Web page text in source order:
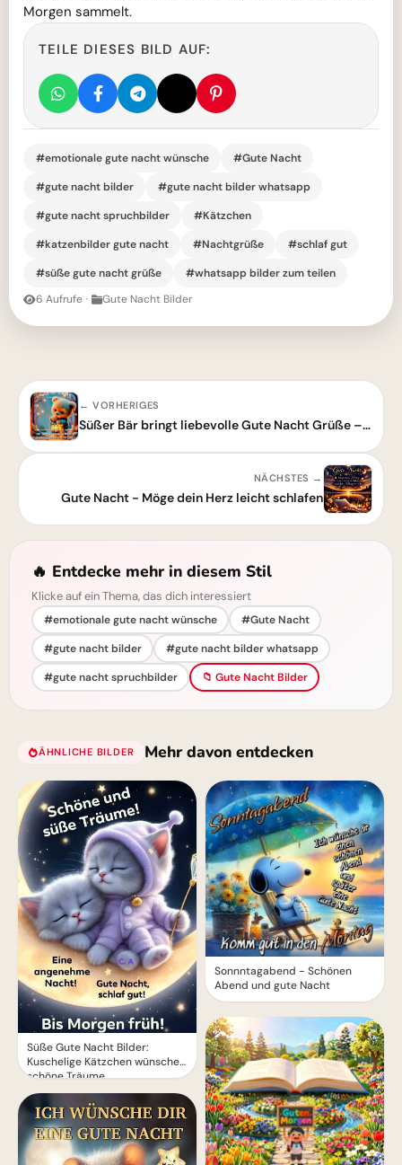
Morgen sammelt.
TEILE DIESES BILD AUF:
#emotionale gute nacht wünsche
#Gute Nacht
#gute nacht bilder
#gute nacht bilder whatsapp
#gute nacht spruchbilder
#Kätzchen
#katzenbilder gute nacht
#Nachtgrüße
#schlaf gut
#süße gute nacht grüße
#whatsapp bilder zum teilen
6 Aufrufe · Gute Nacht Bilder
← VORHERIGES
Süßer Bär bringt liebevolle Gute Nacht Grüße – Schlaf gut, ihr Lieben!
NÄCHSTES →
Gute Nacht - Möge dein Herz leicht schlafen
🔥 Entdecke mehr in diesem Stil
Klicke auf ein Thema, das dich interessiert
#emotionale gute nacht wünsche
#Gute Nacht
#gute nacht bilder
#gute nacht bilder whatsapp
#gute nacht spruchbilder
📁 Gute Nacht Bilder
ÄHNLICHE BILDER Mehr davon entdecken
Süße Gute Nacht Bilder:
Kuschelige Kätzchen wünschen
schöne Träume
Sonnntagabend - Schönen
Abend und gute Nacht